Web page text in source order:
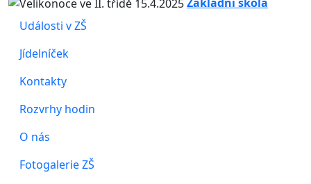
Události v ZŠ
Jídelníček
Kontakty
Rozvrhy hodin
O nás
Fotogalerie ZŠ